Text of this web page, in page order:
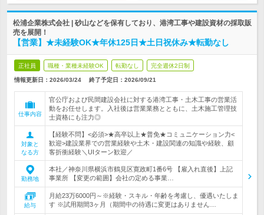
松浦企業株式会社 | 砂山などを保有しており、港湾工事や建設資材の採取販
売を展開！
【営業】★未経験OK★年休125日★土日祝休み★転勤なし
正社員 職種・業種未経験OK 転勤なし 完全週休2日制
情報更新日：2026/03/24 終了予定日： 2026/09/21
仕事内容
官公庁および民間建設会社に対する港湾工事・土木工事の営業活
動をお任せします。入社後は営業業務とともに、土木施工管理技
士資格にも注力◎
対象と
なる方
【経験不問】<必須>★高卒以上★普免★コミュニケーション力<
歓迎>建設業界での営業経験や土木・建設関連の知識や経験、顧
客折衝経験＼UIターン歓迎／
勤務地
本社／神奈川県横浜市鶴見区寛政町1番6号 【雇入れ直後】上記
事業所 【変更の範囲】会社の定める事業…
給与
月給23万6000円～※経験・スキル・年齢を考慮し、優遇いたしま
す ※試用期間3ヶ月（期間中の待遇に変更はありません…